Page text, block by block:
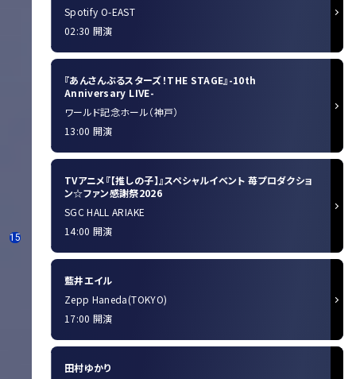
15
Spotify O-EAST
02:30 開演
『あんさんぶるスターズ！THE STAGE』-10th
Anniversary LIVE-
ワールド記念ホール（神戸）
13:00 開演
TVアニメ『【推しの子】』スペシャルイベント 苺プロダクショ
ン☆ファン感謝祭2026
SGC HALL ARIAKE
14:00 開演
藍井エイル
Zepp Haneda(TOKYO)
17:00 開演
田村ゆかり